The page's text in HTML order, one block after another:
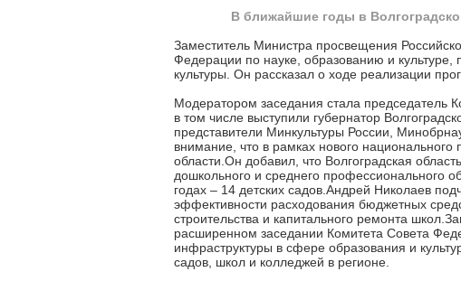
В ближайшие годы в
Заместитель Министра просвещения
Федерации по науке, образованию и
культуры. Он рассказал о ходе реализации
Модератором заседания стала председатель
в том числе выступили губернатор
представители Минкультуры России,
внимание, что в рамках нового
области.Он добавил, что Волгоградская
дошкольного и среднего профессионального
годах – 14 детских садов.Андрей Николаев
эффективности расходования бюджетных
строительства и капитального ремонта
расширенном заседании Комитета Совета
инфраструктуры в сфере образования и
садов, школ и колледжей в регионе.